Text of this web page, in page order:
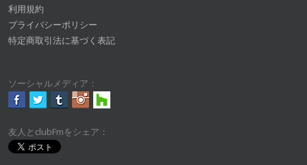
利用規約
プライバシーポリシー
特定商取引法に基づく表記
ソーシャルメディア：
友人とclubFmをシェア：